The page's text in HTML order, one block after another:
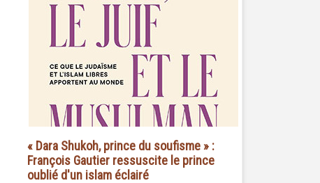
« Dara Shukoh, prince du soufisme » :
François Gautier ressuscite le prince
oublié d'un islam éclairé